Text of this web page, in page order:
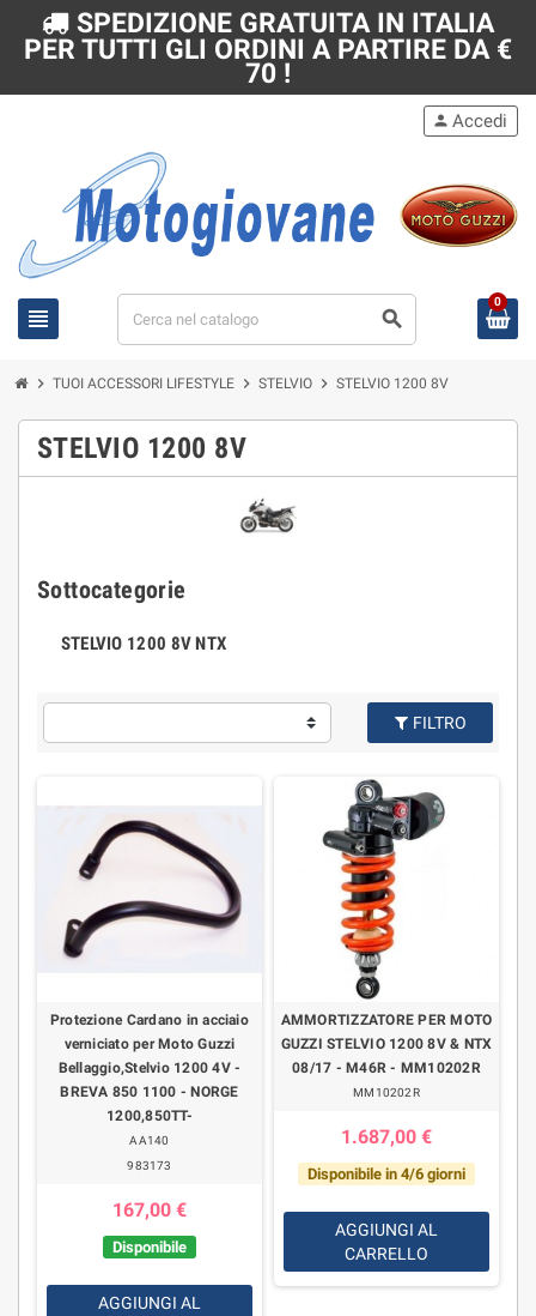
SPEDIZIONE GRATUITA IN ITALIA
PER TUTTI GLI ORDINI A PARTIRE DA €
70 !
view_headline search
person Accedi
0
chevron_right TUOI ACCESSORI LIFESTYLE chevron_right STELVIO chevron_right STELVIO 1200 8V
STELVIO 1200 8V
Sottocategorie
STELVIO 1200 8V NTX
FILTRO
Protezione Cardano in acciaio
verniciato per Moto Guzzi
Bellaggio,Stelvio 1200 4V -
BREVA 850 1100 - NORGE
1200,850TT-
AA140
983173
167,00 €
Disponibile
AGGIUNGI AL
AMMORTIZZATORE PER MOTO
GUZZI STELVIO 1200 8V & NTX
08/17 - M46R - MM10202R
MM10202R
1.687,00 €
Disponibile in 4/6 giorni
AGGIUNGI AL
CARRELLO